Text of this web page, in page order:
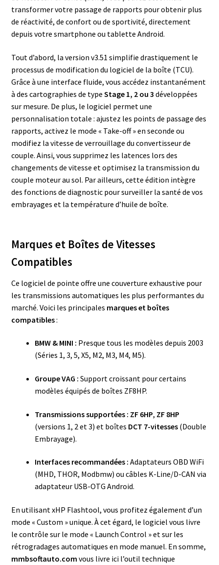
transformer votre passage de rapports pour obtenir plus
de réactivité, de confort ou de sportivité, directement
depuis votre smartphone ou tablette Android.
Tout d’abord, la version v3.51 simplifie drastiquement le
processus de modification du logiciel de la boîte (TCU).
Grâce à une interface fluide, vous accédez instantanément
à des cartographies de type Stage 1, 2 ou 3 développées
sur mesure. De plus, le logiciel permet une
personnalisation totale : ajustez les points de passage des
rapports, activez le mode « Take-off » en seconde ou
modifiez la vitesse de verrouillage du convertisseur de
couple. Ainsi, vous supprimez les latences lors des
changements de vitesse et optimisez la transmission du
couple moteur au sol. Par ailleurs, cette édition intègre
des fonctions de diagnostic pour surveiller la santé de vos
embrayages et la température d’huile de boîte.
Marques et Boîtes de Vitesses
Compatibles
Ce logiciel de pointe offre une couverture exhaustive pour
les transmissions automatiques les plus performantes du
marché. Voici les principales marques et boîtes
compatibles:
BMW & MINI : Presque tous les modèles depuis 2003
(Séries 1, 3, 5, X5, M2, M3, M4, M5).
Groupe VAG : Support croissant pour certains
modèles équipés de boîtes ZF8HP.
Transmissions supportées : ZF 6HP, ZF 8HP
(versions 1, 2 et 3) et boîtes DCT 7-vitesses(Double
Embrayage).
Interfaces recommandées : Adaptateurs OBD WiFi
(MHD, THOR, Modbmw) ou câbles K-Line/D-CAN via
adaptateur USB-OTG Android.
En utilisant xHP Flashtool, vous profitez également d’un
mode « Custom » unique. À cet égard, le logiciel vous livre
le contrôle sur le mode « Launch Control » et sur les
rétrogradages automatiques en mode manuel. En somme,
mmbsoftauto.com vous livre ici l’outil technique